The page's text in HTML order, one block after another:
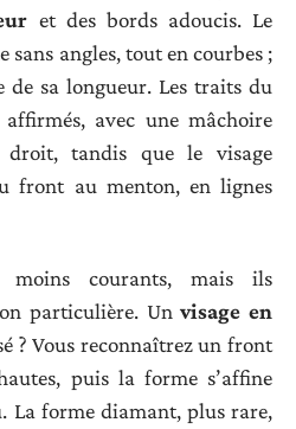
et des bords adoucis. Le
sans angles, tout en courbes ;
de sa longueur. Les traits du
avec une mâchoire
tandis que le visage
front au menton, en lignes
moins courants, mais ils
particulière. Unvisage en
? Vous reconnaîtrez un front
puis la forme s’affine
La forme diamant, plus rare,